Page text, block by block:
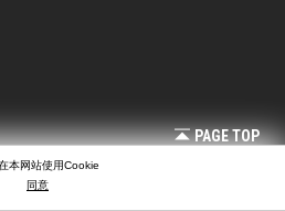
PAGE TOP
本网站使用Cookie
同意